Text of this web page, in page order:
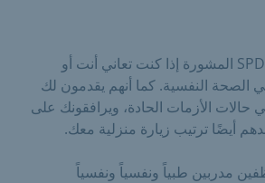
يقدم العاملون في SPDis المشورة إذا كنت تعاني أنت أو
النفسية. كما أنهم يقدمون لك
حالات الأزمات الحادة، ويرافقونك على
أيضًا ترتيب زيارة منزلية معك.
مدربين طبياً ونفسياً ونفسياً